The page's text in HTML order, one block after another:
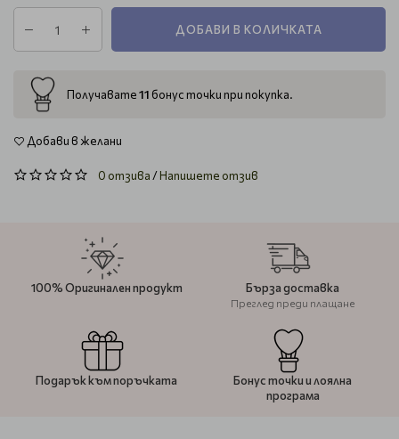
ДОБАВИ В КОЛИЧКАТА
Получавате11 бонус точки при покупка.
Добави в желани
0 отзива/Напишете отзив
100% Оригинален продукт Бърза доставка
Преглед преди плащане
Подарък към поръчката
Бонус точки и лоялна
програма